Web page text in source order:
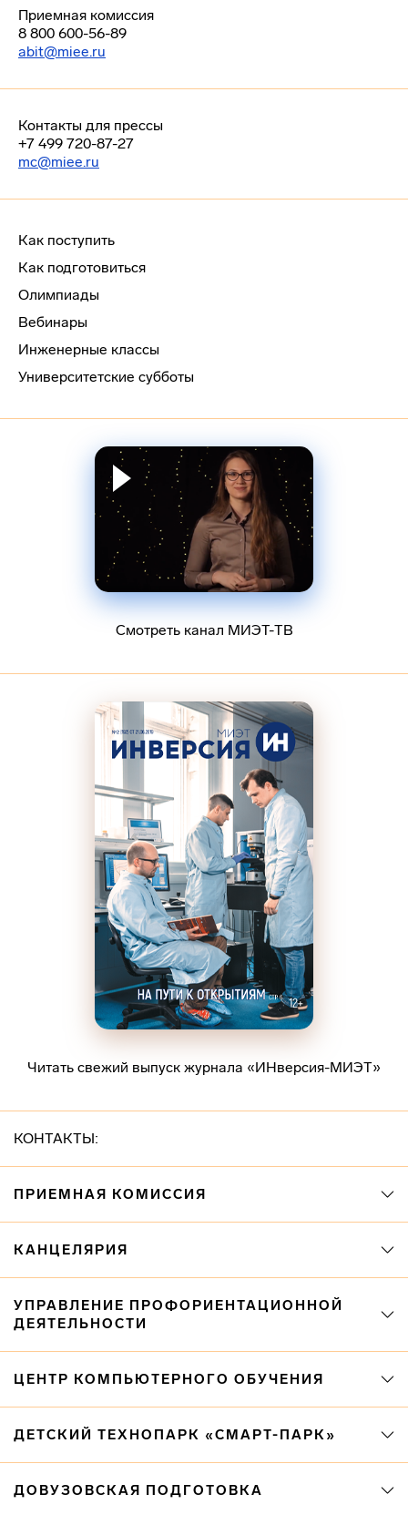
Приемная комиссия
8 800 600-56-89
abit@miee.ru
Контакты для прессы
+7 499 720-87-27
mc@miee.ru
Как поступить
Как подготовиться
Олимпиады
Вебинары
Инженерные классы
Университетские субботы
Смотреть канал МИЭТ-ТВ
Читать свежий выпуск журнала «ИНверсия-МИЭТ»
КОНТАКТЫ:
ПРИЕМНАЯ КОМИССИЯ
КАНЦЕЛЯРИЯ
УПРАВЛЕНИЕ ПРОФОРИЕНТАЦИОННОЙ
ДЕЯТЕЛЬНОСТИ
ЦЕНТР КОМПЬЮТЕРНОГО ОБУЧЕНИЯ
ДЕТСКИЙ ТЕХНОПАРК «СМАРТ-ПАРК»
ДОВУЗОВСКАЯ ПОДГОТОВКА